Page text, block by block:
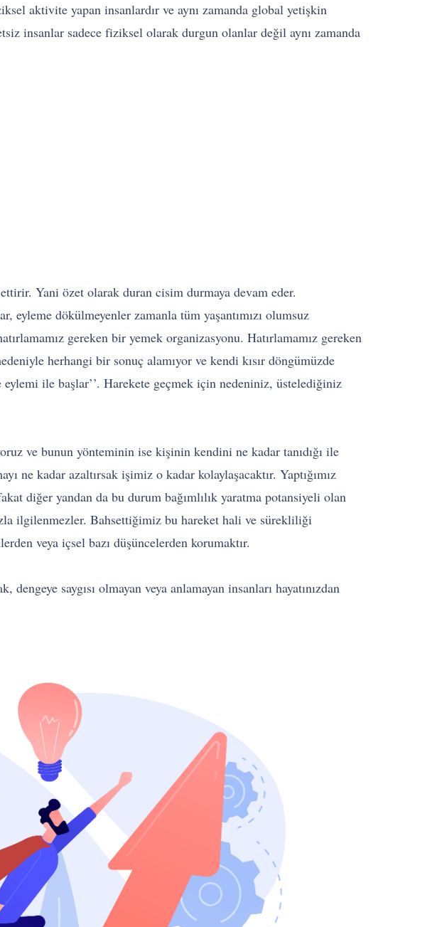
aktivite yapan insanlardır ve aynı zamanda global yetişkin
insanlar sadece fiziksel olarak durgun olanlar değil aynı zamanda
Yani özet olarak duran cisim durmaya devam eder.
eyleme dökülmeyenler zamanla tüm yaşantımızı olumsuz
gereken bir yemek organizasyonu. Hatırlamamız gereken
herhangi bir sonuç alamıyor ve kendi kısır döngümüzde
eylemi ile başlar’’. Harekete geçmek için nedeniniz, üstelediğiniz
ve bunun yönteminin ise kişinin kendini ne kadar tanıdığı ile
ne kadar azaltırsak işimiz o kadar kolaylaşacaktır. Yaptığımız
diğer yandan da bu durum bağımlılık yaratma potansiyeli olan
ilgilenmezler. Bahsettiğimiz bu hareket hali ve sürekliliği
veya içsel bazı düşüncelerden korumaktır.
saygısı olmayan veya anlamayan insanları hayatınızdan